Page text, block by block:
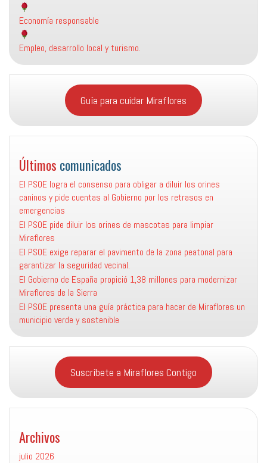
Economía responsable
Empleo, desarrollo local y turismo.
Guía para cuidar Miraflores
Últimos comunicados
El PSOE logra el consenso para obligar a diluir los orines
caninos y pide cuentas al Gobierno por los retrasos en
emergencias
El PSOE pide diluir los orines de mascotas para limpiar
Miraflores
El PSOE exige reparar el pavimento de la zona peatonal para
garantizar la seguridad vecinal.
El Gobierno de España propició 1,38 millones para modernizar
Miraflores de la Sierra
El PSOE presenta una guía práctica para hacer de Miraflores un
municipio verde y sostenible
Suscríbete a Miraflores Contigo
Archivos
julio 2026